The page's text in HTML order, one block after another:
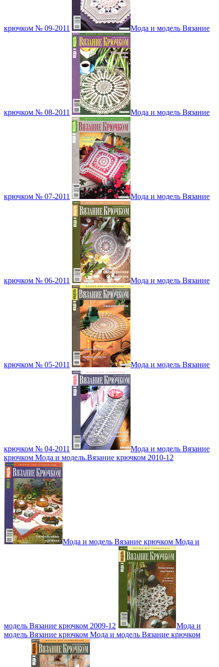
крючком № 09-2011 Мода и модель Вязание
крючком № 08-2011 Мода и модель Вязание
крючком № 07-2011 Мода и модель Вязание
крючком № 06-2011 Мода и модель Вязание
крючком № 05-2011 Мода и модель Вязание
крючком № 04-2011
Мода и модель Вязание
крючком Мода и модель.Вязание крючком 2010-12
Мода и модель Вязание крючком Мода и
модель Вязание крючком 2009-12
Мода и
модель Вязание крючком Мода и модель Вязание крючком